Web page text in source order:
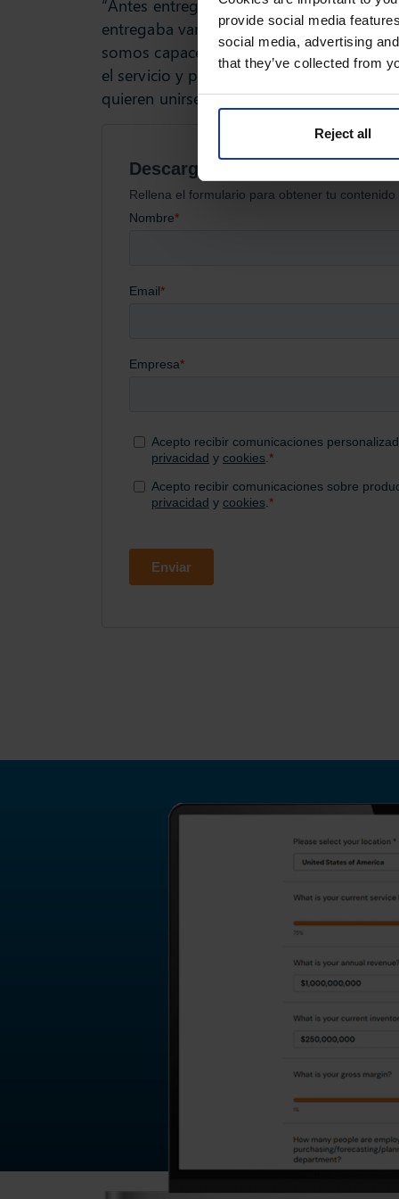
provide social media
social media, advertising
that they’ve collected from
Reject all
“Antes entregábamos el 85% de todas
entregaba varias horas más tarde a
somos capaces de entregar el 95%
el servicio y para nosotros ha significado
quieren unirse a Mediq debido a la